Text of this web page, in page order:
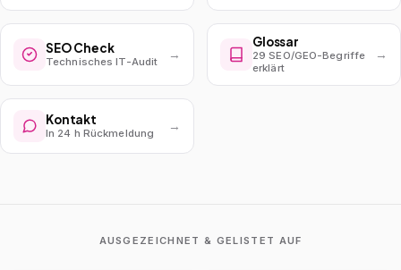
SEO Check
Technisches IT-Audit →
Glossar
29 SEO/GEO-Begriffe
erklärt
→
Kontakt
In 24 h Rückmeldung →
AUSGEZEICHNET & GELISTET AUF